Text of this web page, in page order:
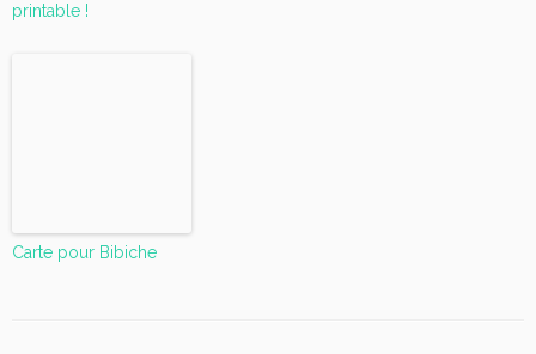
printable !
Carte pour Bibiche